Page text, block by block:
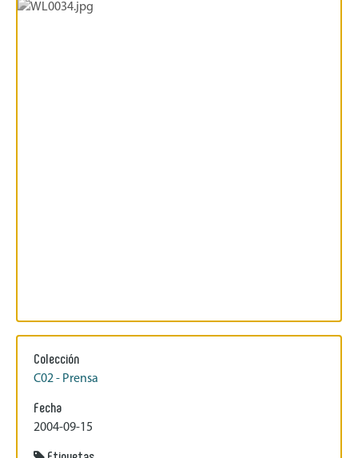
Colección
C02 - Prensa
Fecha
2004-09-15